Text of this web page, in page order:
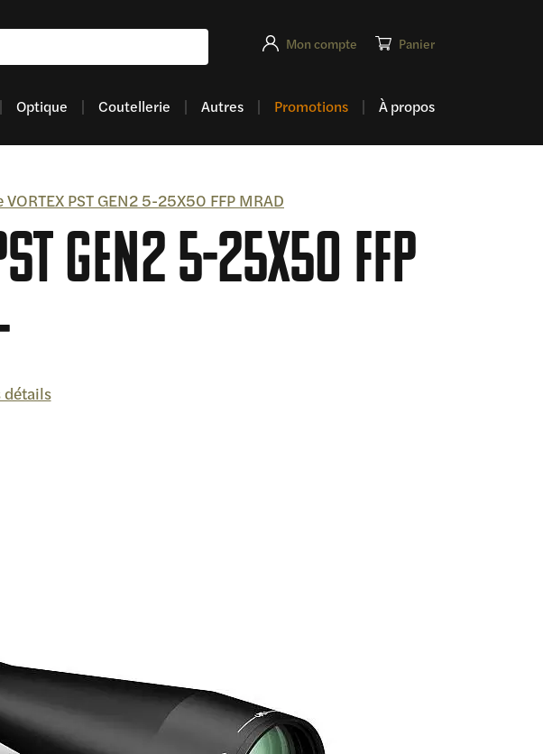
Mon compte Panier
Optique Coutellerie Autres Promotions À propos
PST GEN2 5-25X50 FFP MRAD
GEN2 5-25X50 FFP
détails